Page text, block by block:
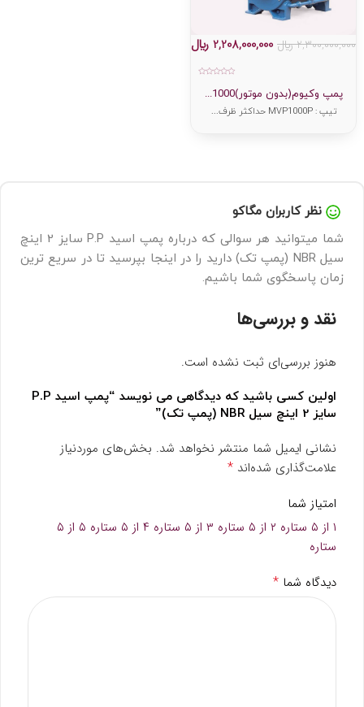
پمپ وکیوم(بدون موتور)1000...
2,300,000,000﷼ 2,208,000,000 ﷼
تیپ : MVP1000P حداکثر ظرف...
نظر کاربران مگاکو
شما میتوانید هر سوالی که درباره پمپ اسید P.P سایز 2 اینچ
سیل NBR (پمپ تک) دارید را در اینجا بپرسید تا در سریع ترین
زمان پاسخگوی شما باشیم.
نقد و بررسی‌ها
هنوز بررسی‌ای ثبت نشده است.
اولین کسی باشید که دیدگاهی می نویسد “پمپ اسید P.P
سایز 2 اینچ سیل NBR (پمپ تک)”
نشانی ایمیل شما منتشر نخواهد شد. بخش‌های موردنیاز
علامت‌گذاری شده‌اند *
امتیاز شما
۱ از ۵ ستاره
۲ از ۵ ستاره ۳ از ۵ ستاره ۴ از ۵ ستاره
۵ از ۵
ستاره
دیدگاه شما *